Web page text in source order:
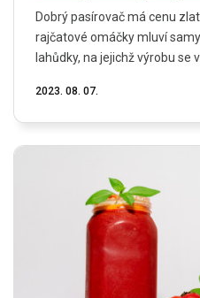
Dobrý pasírovač má cenu
rajčatové omáčky mluví
lahůdky, na jejichž výrobu se
2023. 08. 07.